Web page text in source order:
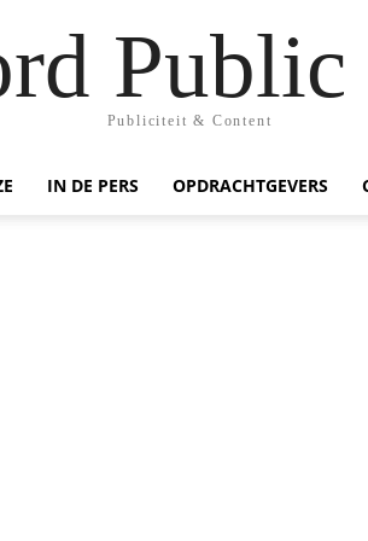
Publiciteit & Content
IN DE PERS OPDRACHTGEVERS